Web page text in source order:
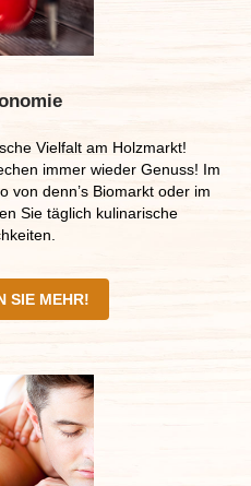
Vielfalt am Holzmarkt!
immer wieder Genuss! Im
von denn’s Biomarkt oder im
Sie täglich kulinarische
SIE MEHR!